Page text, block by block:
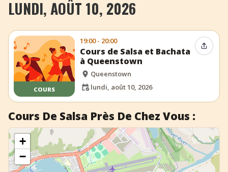
+ Ajouter un événement
LUNDI, AOÛT 10, 2026
COURS
19:00 - 20:00
Cours de Salsa et Bachata
à Queenstown
Queenstown
lundi, août 10, 2026
Cours De Salsa Près De Chez Vous :
+
−